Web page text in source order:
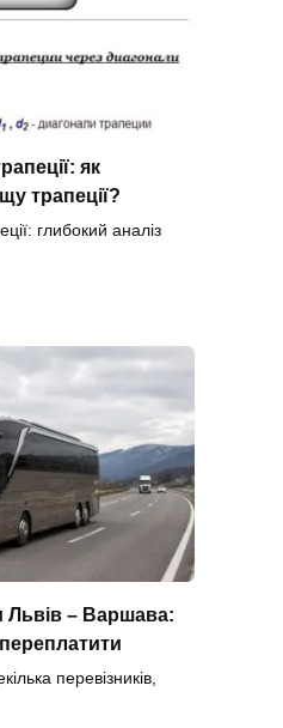
як
трапеції?
глибокий аналіз
Львів – Варшава:
перевізників,